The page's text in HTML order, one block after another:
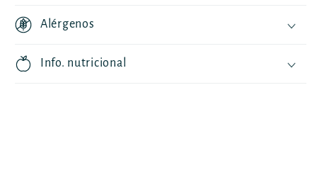
Alérgenos
Info. nutricional